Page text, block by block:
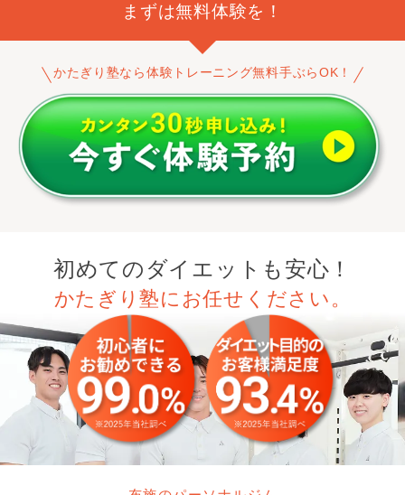
まずは無料体験を！
かたぎり塾なら体験トレーニング無料手ぶらOK！
初めてのダイエットも安心！
かたぎり塾にお任せください。